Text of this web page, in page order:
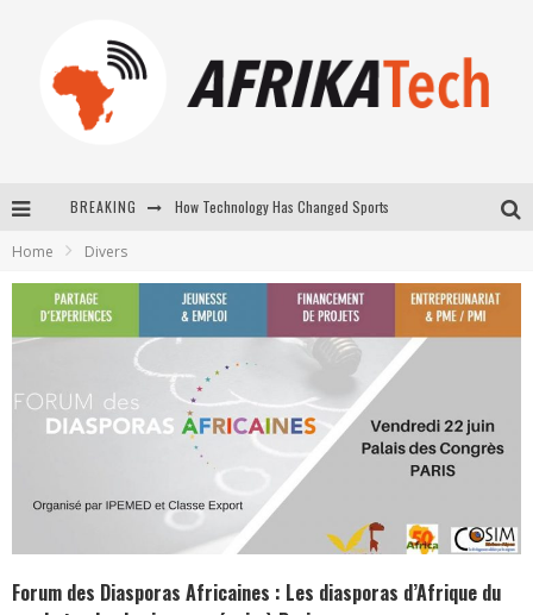
BREAKING
La Révolution Silencieuse : Quand Les Entrepreneurs Africains Décident de ne Plus se Taire
New to online sports betting? Consider These Tips to Play Your First Online Sports Betting Successfully
Home Divers
Forum des Diasporas Africaines : Les diasporas d’Afrique du